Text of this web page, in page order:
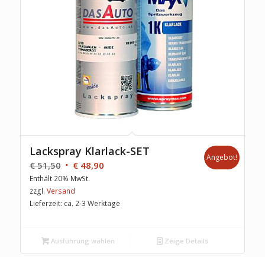
Lackspray Klarlack-SET
€51,50 €48,90
Enthält 20% MwSt.
zzgl. Versand
Lieferzeit: ca. 2-3 Werktage
Angebot!
Ausführung wählen Zeige Details